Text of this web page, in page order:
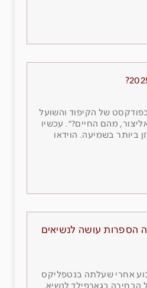
של הקיפוד והשועל
מהם החיים?״. עכשיו
ביותר בשמיעה. הוידאו
הספרות עושה לנשיאים
אחרי שעלתה בנטפליקס